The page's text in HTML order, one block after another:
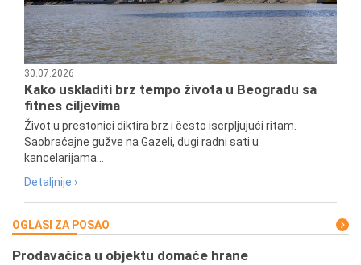
30.07.2026
Kako uskladiti brz tempo života u Beogradu sa
fitnes ciljevima
Život u prestonici diktira brz i često iscrpljujući ritam.
Saobraćajne gužve na Gazeli, dugi radni sati u
kancelarijama...
Detaljnije ›
OGLASI ZA POSAO
Prodavačica u objektu domaće hrane